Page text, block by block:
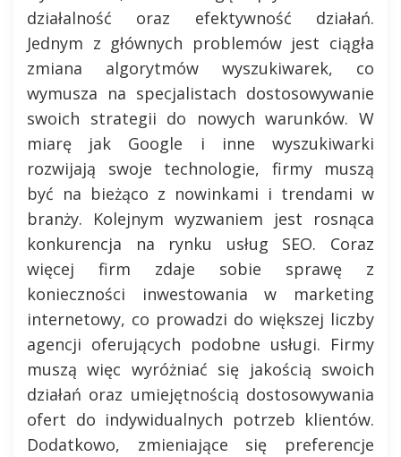
działalność oraz efektywność działań.
Jednym z głównych problemów jest ciągła
zmiana algorytmów wyszukiwarek, co
wymusza na specjalistach dostosowywanie
swoich strategii do nowych warunków. W
miarę jak Google i inne wyszukiwarki
rozwijają swoje technologie, firmy muszą
być na bieżąco z nowinkami i trendami w
branży. Kolejnym wyzwaniem jest rosnąca
konkurencja na rynku usług SEO. Coraz
więcej firm zdaje sobie sprawę z
konieczności inwestowania w marketing
internetowy, co prowadzi do większej liczby
agencji oferujących podobne usługi. Firmy
muszą więc wyróżniać się jakością swoich
działań oraz umiejętnością dostosowywania
ofert do indywidualnych potrzeb klientów.
Dodatkowo, zmieniające się preferencje